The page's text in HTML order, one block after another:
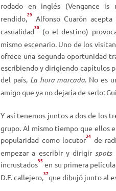
rodado en inglés (Vengance is
rendido,29 Alfonso Cuarón
casualidad30 (o el destino)
mismo escenario. Uno de los
ofrece una segunda oportunidad
escribiendo y dirigiendo capítulos
del país, La hora marcada . No es
amigo que ya no dejaría de serlo:
Y así tenemos juntos a dos de los
grupo. Al mismo tiempo que ellos
popularidad como locutor34 de
empezar a escribir y dirigir spots
incrustados35 en su primera
D.F. callejero,37que dibujó junto al